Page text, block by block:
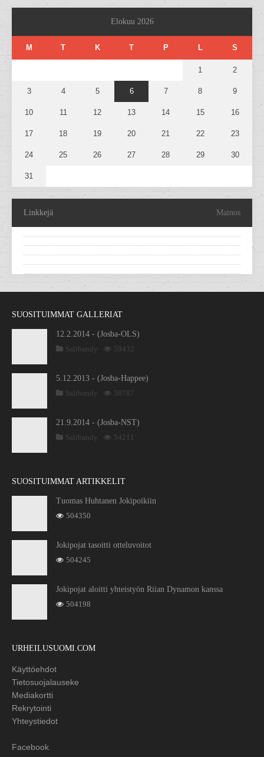
Elokuu 2026
M T K T P L S
1 2
3 4 5 6 7 8 9
10 11 12 13 14 15 16
17 18 19 20 21 22 23
24 25 26 27 28 29 30
31
Linkkejä Mainos
SUOSITUIMMAT GALLERIAT
12.2.2014 - (Josba-OLS)
Salibandy
59432
5.12.2013 - (Josba-Happee)
Salibandy
58787
21.9.2014 - (Josba-NST)
Salibandy
54211
SUOSITUIMMAT ARTIKKELIT
Tuomas Huhtanen Jokipoikiin
504350
Jokipojat tasoitti otteluvoitot
504245
Jokipojat aloitti yhteistyön Riian Dynamon kanssa
504198
URHEILUSUOMI.COM
Käyttöehdot
Tietosuojalauseke
Mediakortti
Rekrytointi
Yhteystiedot
Facebook